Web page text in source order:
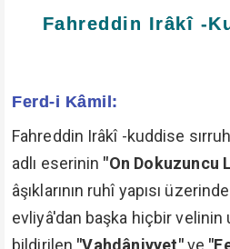
Fahreddin Irâkî -
Ferd-i Kâmil:
Fahreddin Irâkî -kuddise
adlı eserinin "On Dokuzuncu
âşıklarının ruhî yapısı
evliyâ'dan başka hiçbir velinin
bildirilen "Vahdâniyyet"ve